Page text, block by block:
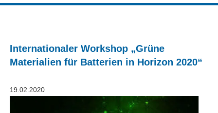
Internationaler Workshop „Grüne
Materialien für Batterien in Horizon 2020“
19.02.2020